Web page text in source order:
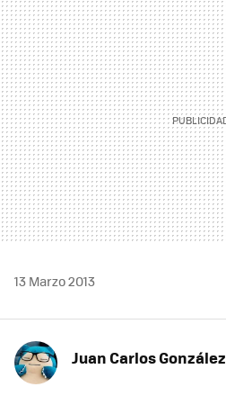
13 Marzo 2013
Juan Carlos González